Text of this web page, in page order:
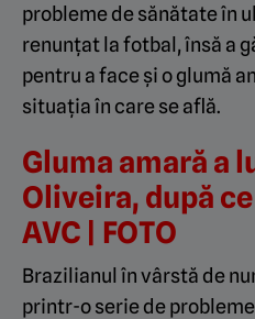
probleme de sănătate în
renunțat la fotbal, însă a
pentru a face și o glumă
situația în care se află.
Gluma amară a
Oliveira, după
AVC | FOTO
Brazilianul în vârstă de
printr-o serie de